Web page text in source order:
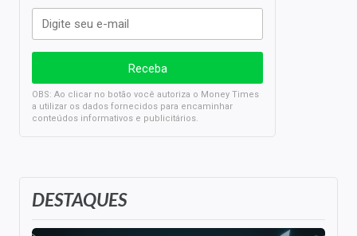
DESTAQUES
OBS: Ao clicar no botão você autoriza o Money Times
a utilizar os dados fornecidos para encaminhar
conteúdos informativos e publicitários.